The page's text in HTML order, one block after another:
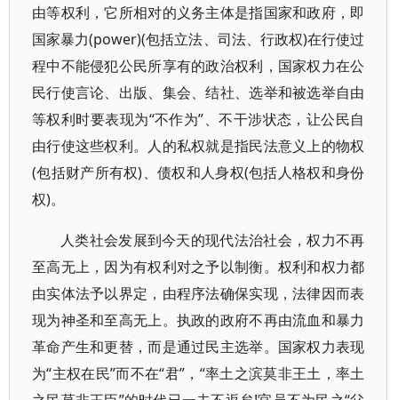
由等权利，它所相对的义务主体是指国家和政府，即
国家暴力(power)(包括立法、司法、行政权)在行使过
程中不能侵犯公民所享有的政治权利，国家权力在公
民行使言论、出版、集会、结社、选举和被选举自由
等权利时要表现为“不作为”、不干涉状态，让公民自
由行使这些权利。人的私权就是指民法意义上的物权
(包括财产所有权)、债权和人身权(包括人格权和身份
权)。
人类社会发展到今天的现代法治社会，权力不再
至高无上，因为有权利对之予以制衡。权利和权力都
由实体法予以界定，由程序法确保实现，法律因而表
现为神圣和至高无上。执政的政府不再由流血和暴力
革命产生和更替，而是通过民主选举。国家权力表现
为“主权在民”而不在“君”，“率土之滨莫非王土，率土